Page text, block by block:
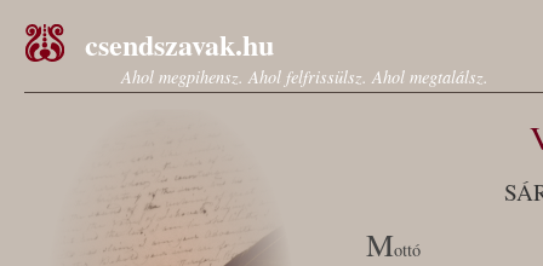
csendszavak.hu
Ahol megpihensz. Ahol felfrissülsz. Ahol megtalálsz.
Mottó